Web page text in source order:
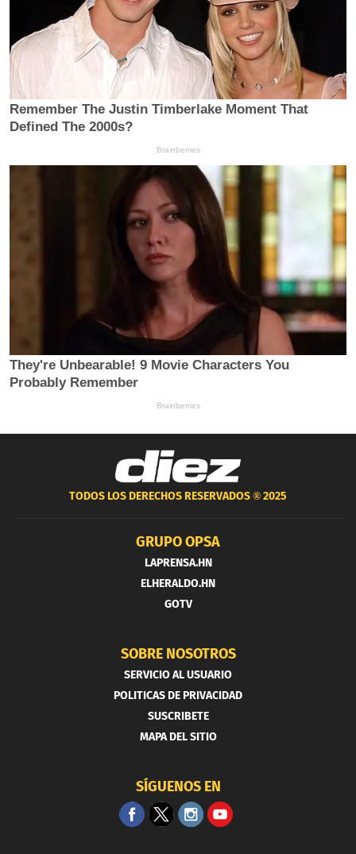
TODOS LOS DERECHOS RESERVADOS ®2025
GRUPO OPSA
LAPRENSA.HN
ELHERALDO.HN
GOTV
SOBRE NOSOTROS
SERVICIO AL USUARIO
POLITICAS DE PRIVACIDAD
SUSCRIBETE
MAPA DEL SITIO
SÍGUENOS EN